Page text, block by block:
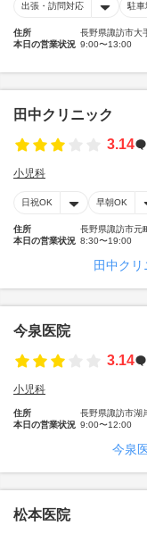
出張・訪問対応 駐車
住所
長野県諏訪市大
本日の営業状況 9:00〜13:00
田中クリニック
3.14
小児科
日祝OK 早朝OK
住所
長野県諏訪市元
本日の営業状況 8:30〜19:00
田中ク
今泉医院
3.14
小児科
住所
長野県諏訪市湖
本日の営業状況 9:00〜12:00
今泉
松本医院